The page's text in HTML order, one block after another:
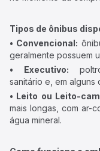
Tipos de ônibus
• Convencional:
geralmente possuem
• Executivo:
sanitário e, em alguns
• Leito ou Leito-
mais longas, com ar-
água mineral.